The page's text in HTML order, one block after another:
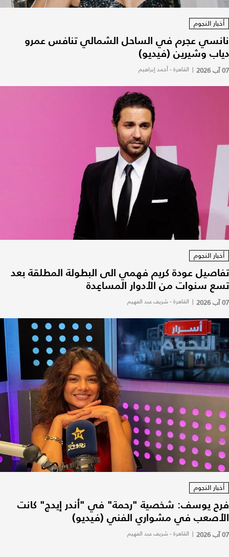
أخبار النجوم
نانسي عجرم في الساحل الشمالي تنافس عمرو
دياب وشيرين (فيديو)
07 آب 2026 | القاهرة - أحمد إبراهيم
أخبار النجوم
تفاصيل عودة كريم فهمي الى البطولة المطلقة بعد
تسع سنوات من الأدوار المساعِدة
07 آب 2026 | القاهرة - شريف عبد الفهيم
أخبار النجوم
فرح يوسف: شخصية "رحمة" في "أندر إيدج" كانت
الأصعب في مشواري الفني (فيديو)
07 آب 2026 | القاهرة - شريف عبد الفهيم